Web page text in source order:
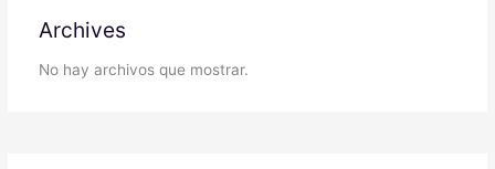
Archives
No hay archivos que mostrar.